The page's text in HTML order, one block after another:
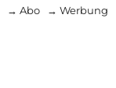
→ Abo → Werbung